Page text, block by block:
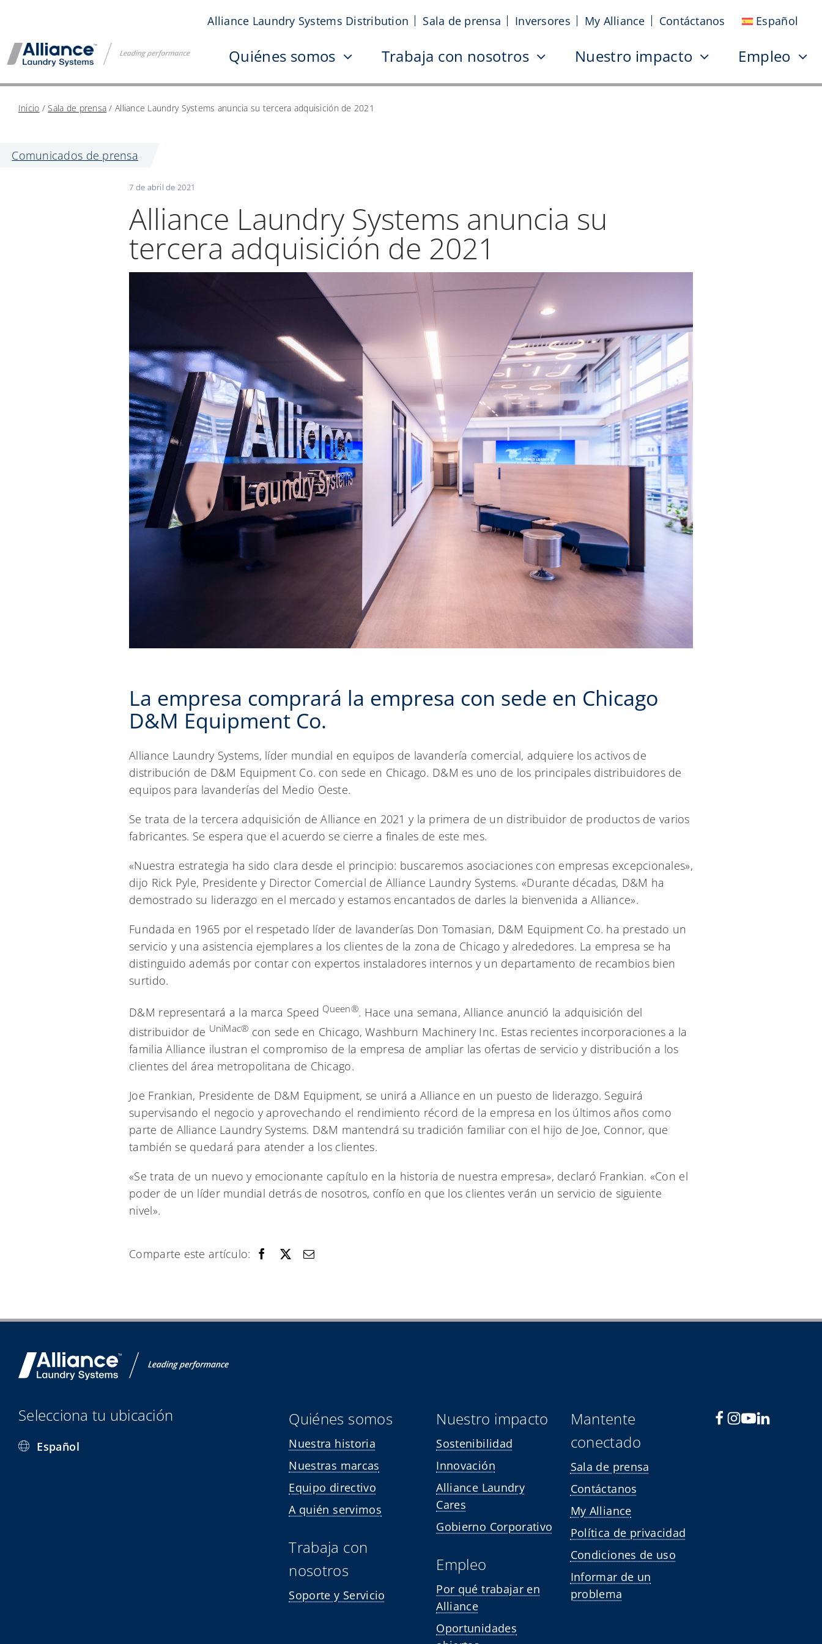
contenido
Alliance Laundry Systems Distribution Sala de prensa Inversores My Alliance Contáctanos Español
Quiénes somos Trabaja con nosotros Nuestro impacto Empleo
Inicio /Sala de prensa / Alliance Laundry Systems anuncia su tercera adquisición de 2021
Comunicados de prensa
7 de abril de 2021
Alliance Laundry Systems anuncia su
tercera adquisición de 2021
La empresa comprará la empresa con sede en Chicago
D&M Equipment Co.
Alliance Laundry Systems, líder mundial en equipos de lavandería comercial, adquiere los activos de
distribución de D&M Equipment Co. con sede en Chicago. D&M es uno de los principales distribuidores de
equipos para lavanderías del Medio Oeste.
Se trata de la tercera adquisición de Alliance en 2021 y la primera de un distribuidor de productos de varios
fabricantes. Se espera que el acuerdo se cierre a finales de este mes.
«Nuestra estrategia ha sido clara desde el principio: buscaremos asociaciones con empresas excepcionales»,
dijo Rick Pyle, Presidente y Director Comercial de Alliance Laundry Systems. «Durante décadas, D&M ha
demostrado su liderazgo en el mercado y estamos encantados de darles la bienvenida a Alliance».
Fundada en 1965 por el respetado líder de lavanderías Don Tomasian, D&M Equipment Co. ha prestado un
servicio y una asistencia ejemplares a los clientes de la zona de Chicago y alrededores. La empresa se ha
distinguido además por contar con expertos instaladores internos y un departamento de recambios bien
surtido.
D&M representará a la marca Speed Queen®. Hace una semana, Alliance anunció la adquisición del
distribuidor de UniMac® con sede en Chicago, Washburn Machinery Inc. Estas recientes incorporaciones a la
familia Alliance ilustran el compromiso de la empresa de ampliar las ofertas de servicio y distribución a los
clientes del área metropolitana de Chicago.
Joe Frankian, Presidente de D&M Equipment, se unirá a Alliance en un puesto de liderazgo. Seguirá
supervisando el negocio y aprovechando el rendimiento récord de la empresa en los últimos años como
parte de Alliance Laundry Systems. D&M mantendrá su tradición familiar con el hijo de Joe, Connor, que
también se quedará para atender a los clientes.
«Se trata de un nuevo y emocionante capítulo en la historia de nuestra empresa», declaró Frankian. «Con el
poder de un líder mundial detrás de nosotros, confío en que los clientes verán un servicio de siguiente
nivel».
Comparte este artículo:
Selecciona tu ubicación
Español
Quiénes somos
Nuestra historia
Nuestras marcas
Equipo directivo
A quién servimos
Trabaja con
nosotros
Soporte y Servicio
Nuestro impacto
Sostenibilidad
Innovación
Alliance Laundry
Cares
Gobierno Corporativo
Empleo
Por qué trabajar en
Alliance
Oportunidades
Mantente
conectado
Sala de prensa
Contáctanos
My Alliance
Política de privacidad
Condiciones de uso
Informar de un
problema